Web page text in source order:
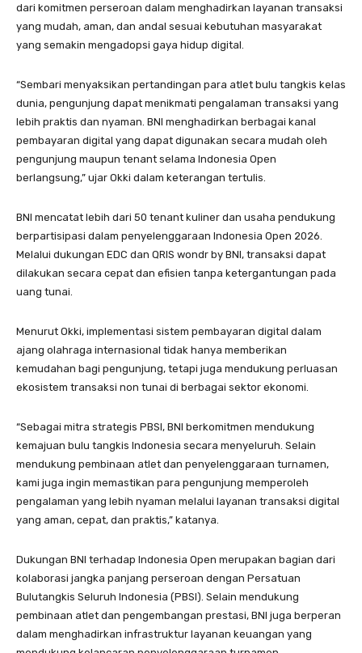
dari komitmen perseroan dalam menghadirkan layanan transaksi
yang mudah, aman, dan andal sesuai kebutuhan masyarakat
yang semakin mengadopsi gaya hidup digital.
“Sembari menyaksikan pertandingan para atlet bulu tangkis kelas
dunia, pengunjung dapat menikmati pengalaman transaksi yang
lebih praktis dan nyaman. BNI menghadirkan berbagai kanal
pembayaran digital yang dapat digunakan secara mudah oleh
pengunjung maupun tenant selama Indonesia Open
berlangsung,” ujar Okki dalam keterangan tertulis.
BNI mencatat lebih dari 50 tenant kuliner dan usaha pendukung
berpartisipasi dalam penyelenggaraan Indonesia Open 2026.
Melalui dukungan EDC dan QRIS wondr by BNI, transaksi dapat
dilakukan secara cepat dan efisien tanpa ketergantungan pada
uang tunai.
Menurut Okki, implementasi sistem pembayaran digital dalam
ajang olahraga internasional tidak hanya memberikan
kemudahan bagi pengunjung, tetapi juga mendukung perluasan
ekosistem transaksi non tunai di berbagai sektor ekonomi.
“Sebagai mitra strategis PBSI, BNI berkomitmen mendukung
kemajuan bulu tangkis Indonesia secara menyeluruh. Selain
mendukung pembinaan atlet dan penyelenggaraan turnamen,
kami juga ingin memastikan para pengunjung memperoleh
pengalaman yang lebih nyaman melalui layanan transaksi digital
yang aman, cepat, dan praktis,” katanya.
Dukungan BNI terhadap Indonesia Open merupakan bagian dari
kolaborasi jangka panjang perseroan dengan Persatuan
Bulutangkis Seluruh Indonesia (PBSI). Selain mendukung
pembinaan atlet dan pengembangan prestasi, BNI juga berperan
dalam menghadirkan infrastruktur layanan keuangan yang